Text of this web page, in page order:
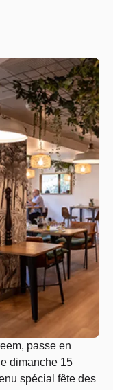
passe en
dimanche 15
spécial fête des